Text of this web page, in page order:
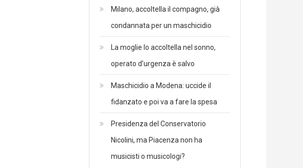
Milano, accoltella il compagno, già
condannata per un maschicidio
La moglie lo accoltella nel sonno,
operato d’urgenza è salvo
Maschicidio a Modena: uccide il
fidanzato e poi va a fare la spesa
Presidenza del Conservatorio
Nicolini, ma Piacenza non ha
musicisti o musicologi?